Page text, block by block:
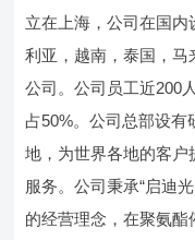
立在上海，公司在国
利亚，越南，泰国，
公司。公司员工近200
占50%。公司总部设有
地，为世界各地的客
服务。公司秉承“启迪
的经营理念，在聚氨酯